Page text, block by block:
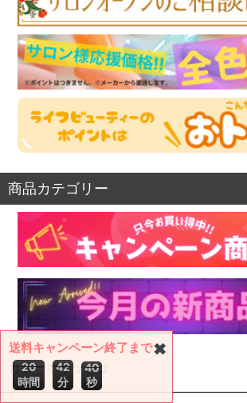
商品カテゴリー
カラーポリッシュ
✖
送料キャンペーン終了まで
20
時間
42
分
38
秒